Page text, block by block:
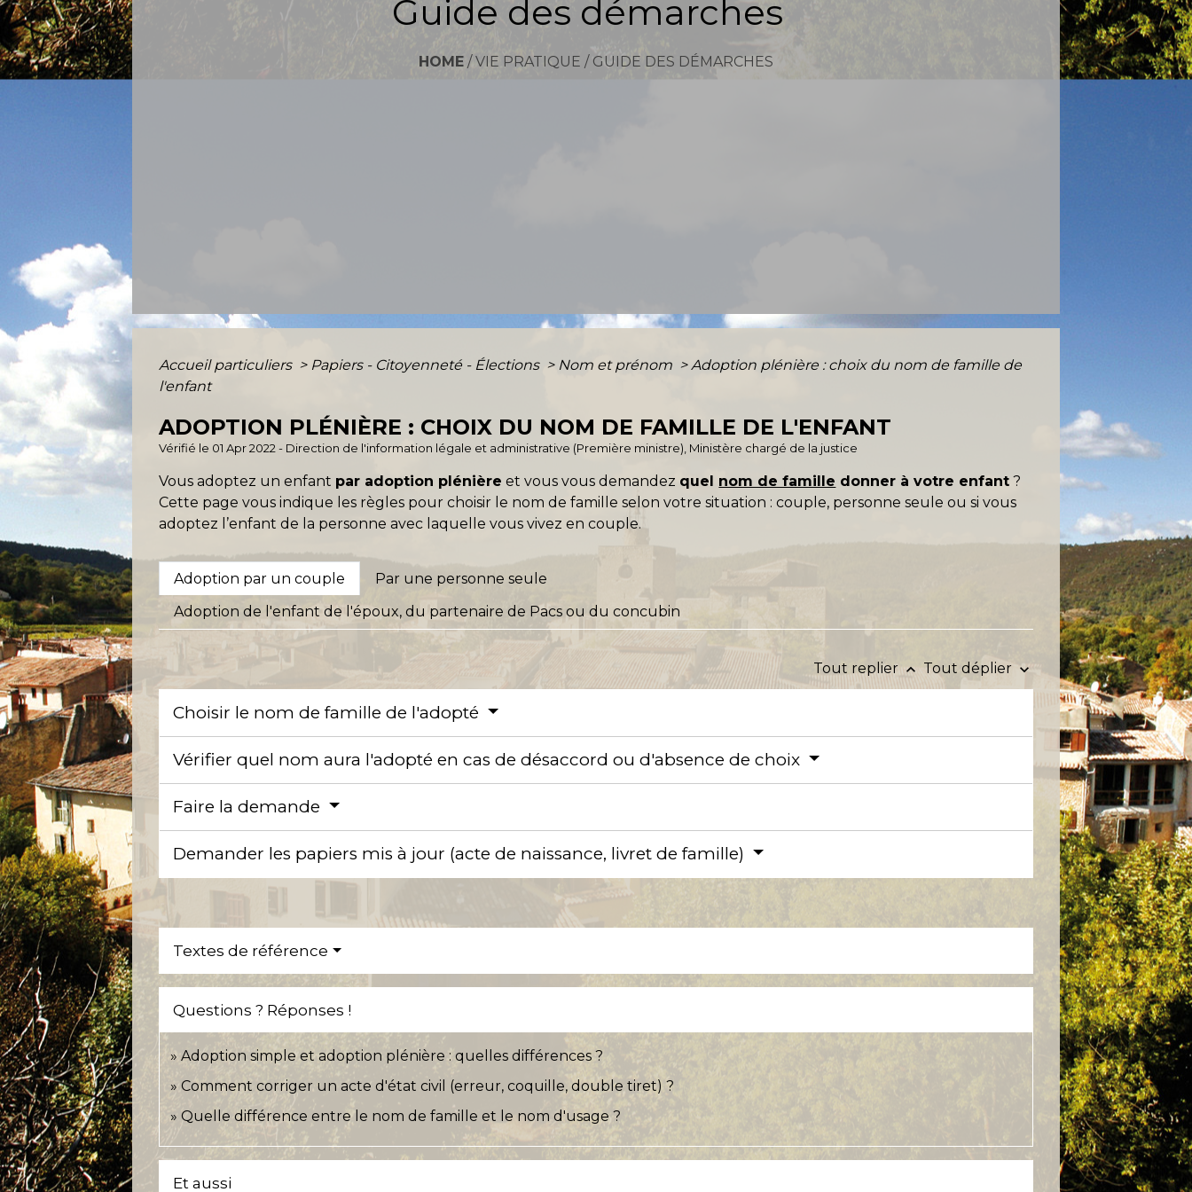
Guide des démarches
HOME /VIE PRATIQUE /GUIDE DES DÉMARCHES
Accueil particuliers > Papiers - Citoyenneté - Élections > Nom et prénom > Adoption plénière : choix du nom de famille de
l'enfant
ADOPTION PLÉNIÈRE : CHOIX DU NOM DE FAMILLE DE L'ENFANT
Vérifié le 01 Apr 2022 - Direction de l'information légale et administrative (Première ministre), Ministère chargé de la justice
Vous adoptez un enfant par adoption plénière et vous vous demandez quel nom de famille donner à votre enfant ?
Cette page vous indique les règles pour choisir le nom de famille selon votre situation : couple, personne seule ou si vous
adoptez l’enfant de la personne avec laquelle vous vivez en couple.
Adoption par un couple
Par une personne seule
Adoption de l'enfant de l'époux, du partenaire de Pacs ou du concubin
Tout replier keyboard_arrow_up Tout déplier keyboard_arrow_down
Choisir le nom de famille de l'adopté
Vérifier quel nom aura l'adopté en cas de désaccord ou d'absence de choix
Faire la demande
Demander les papiers mis à jour (acte de naissance, livret de famille)
Textes de référence
Questions ? Réponses !
Adoption simple et adoption plénière : quelles différences ?
Comment corriger un acte d'état civil (erreur, coquille, double tiret) ?
Quelle différence entre le nom de famille et le nom d'usage ?
Et aussi